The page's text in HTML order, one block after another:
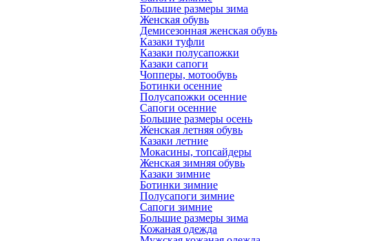
Большие размеры зима
Женская обувь
Демисезонная женская обувь
Казаки туфли
Казаки полусапожки
Казаки сапоги
Чопперы, мотообувь
Ботинки осенние
Полусапожки осенние
Сапоги осенние
Большие размеры осень
Женская летняя обувь
Казаки летние
Мокасины, топсайдеры
Женская зимняя обувь
Казаки зимние
Ботинки зимние
Полусапоги зимние
Сапоги зимние
Большие размеры зима
Кожаная одежда